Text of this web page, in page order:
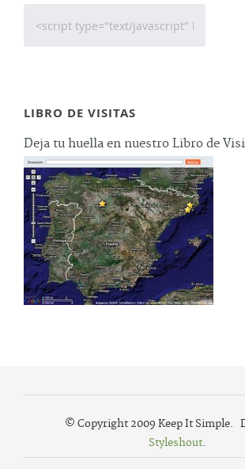
LIBRO DE VISITAS
Deja tu huella en nuestro Libro de
© Copyright 2009 Keep It Simple.
Styleshout.